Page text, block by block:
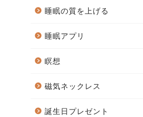
睡眠の質を上げる
睡眠アプリ
瞑想
磁気ネックレス
誕生日プレゼント